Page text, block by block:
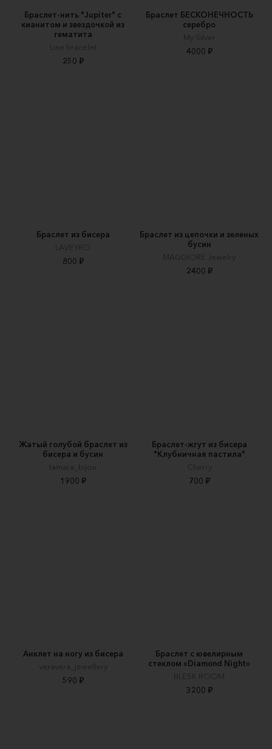
Браслет-нить "Jupiter" с
кианитом и звездочкой из
гематита
Line bracelet
250 ₽
Браслет БЕСКОНЕЧНОСТЬ
серебро
My Silver
4000 ₽
Браслет из бисера
LAVEYRO
800 ₽
Браслет из цепочки и зеленых
бусин
MAGGIORE Jewelry
2400 ₽
Жатый голубой браслет из
бисера и бусин
tamara_bijou
1900 ₽
Браслет-жгут из бисера
"Клубничная пастила"
Сherry
700 ₽
Анклет на ногу из бисера
veravera_jewellery
590 ₽
Браслет с ювелирным
стеклом «Diamond Night»
BLESK ROOM
3200 ₽